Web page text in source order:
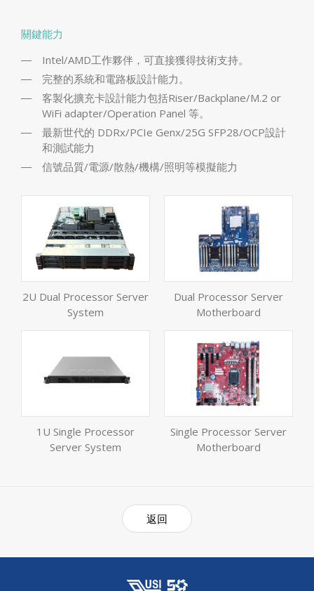
關鍵能力
Intel/AMD工作夥伴，可直接獲得技術支持。
完整的系統和電路板設計能力。
客製化擴充卡設計能力包括Riser/Backplane/M.2 or
WiFi adapter/Operation Panel 等。
最新世代的 DDRx/PCIe Genx/25G SFP28/OCP設計
和測試能力
信號品質/電源/散熱/機構/照明等模擬能力
2U Dual Processor Server
System
Dual Processor Server
Motherboard
1U Single Processor
Server System
Single Processor Server
Motherboard
返回